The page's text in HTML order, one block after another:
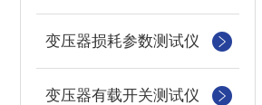
变压器损耗参数测试仪
变压器有载开关测试仪